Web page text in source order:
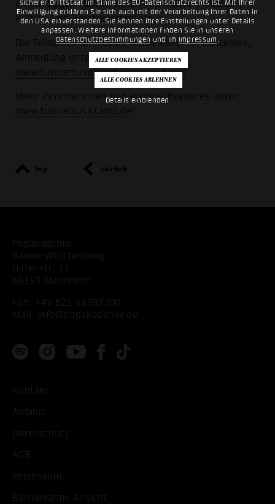
sicherer Drittstaat im Sinne des EU-Datenschutzrechts ist. Mit Ihrer
Einwilligung erklären Sie sich auch mit der Verarbeitung Ihrer Daten in
den USA einverstanden. Sie können Ihre Einstellungen unter Details
anpassen. Weitere Informationen finden Sie in unseren
Datenschutzbestimmungen und im Impressum.
Details einblenden
einschlägigen Fachbereichen wie Musik-, Medien-,
Kultur- und Kreativwirtschaft.
Die Teilnahme am Future Music Camp ist kostenlos,
Anmeldung unter:
www.futuremusiccamp.de/anmeldung/
Mehr Informationen und weitere Keynotes unter:
www.futuremusiccamp.de/
top zurück
Popakademie
Baden-Württemberg
Hafenstr. 33
68159 Mannheim
Fon:
+49 621 53397200
Mail:
info@popakademie.de
Kontakt
Anfahrt
Datenschutz
AGB
Impressum
Barrierearme Ansicht